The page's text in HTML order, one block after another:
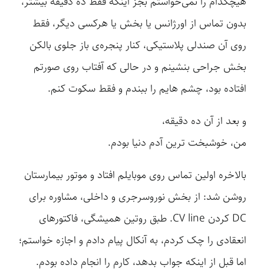
بدون تماس از اورژانس یا بخش یا هرکسی دیگر، فقط
روی آن صندلی پلاستیکی، کنار پنجره‌ی باز‌ جلوی بالکن
بخش جراحی بنشینم و در حالی که آفتاب روی صورتم
افتاده بود، چشم هایم را ببندم و فقط سکوت کنم.
و بعد از آن ده دقیقه،
من، خوشبخت ترین آدم دنیا بودم.
بالاخره اولین تماس روی موبایلم افتاد و موتور بیمارستان
روشن شد: از بخش نوروسرجری و داخلی، مشاوره برای
DC کردن CV line. طبق روتین همیشگی، فاکتورهای
انعقادی را چک کردم، به آنکال پیام دادم و اجازه خواستم؛
اما قبل از اینکه جواب بدهد، کارم را انجام داده بودم.